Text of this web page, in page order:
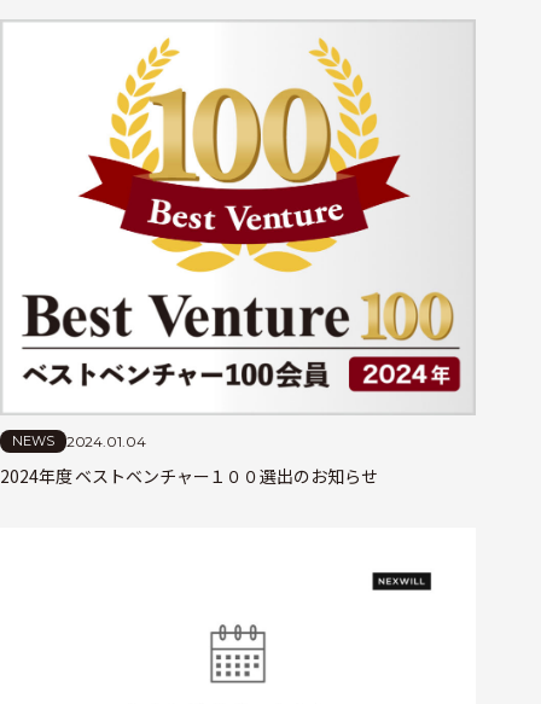
NEWS 2024.01.04
2024年度 ベストベンチャー１００選出のお知らせ